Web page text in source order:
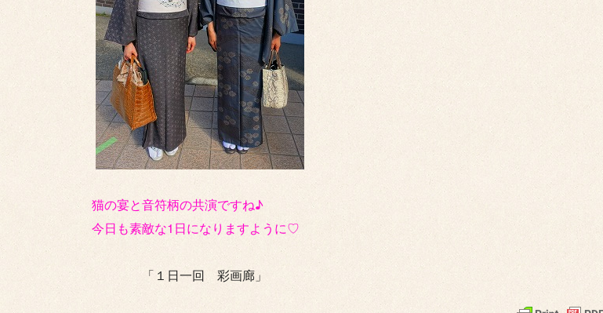
猫の宴と音符柄の共演ですね♪
今日も素敵な1日になりますように♡
「１日一回 彩画廊」